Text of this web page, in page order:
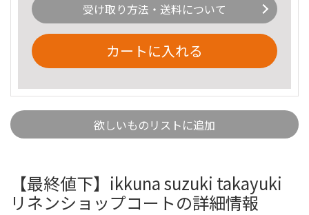
受け取り方法・送料について
カートに入れる
欲しいものリストに追加
【最終値下】ikkuna suzuki takayuki
リネンショップコートの詳細情報